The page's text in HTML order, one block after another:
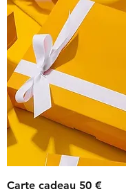
Carte cadeau 50 €